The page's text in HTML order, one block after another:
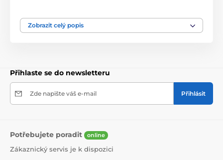
vláknina 4%, hrubé oleje a tuky 3,9%, energetická
hodnota 1570kJ/371kCal.
28,7mg.
Zobrazit celý popis
Přihlaste se do newsletteru
Zde napište váš e-mail Přihlásit
Potřebujete poradit online
Zákaznický servis je k dispozici